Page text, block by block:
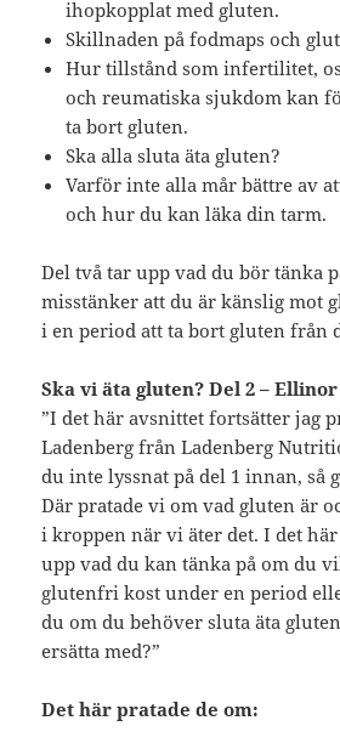
ihopkopplat med gluten.
Skillnaden på fodmaps och
Hur tillstånd som infertilitet,
och reumatiska sjukdom kan
ta bort gluten.
Ska alla sluta äta gluten?
Varför inte alla mår bättre av
och hur du kan läka din tarm.
Del två tar upp vad du bör tänka
misstänker att du är känslig mot
i en period att ta bort gluten från
Ska vi äta gluten? Del 2 –
”I det här avsnittet fortsätter jag
Ladenberg från Ladenberg
du inte lyssnat på del 1 innan, så
Där pratade vi om vad gluten är
i kroppen när vi äter det. I det
upp vad du kan tänka på om du
glutenfri kost under en period
du om du behöver sluta äta
ersätta med?”
Det här pratade de om: